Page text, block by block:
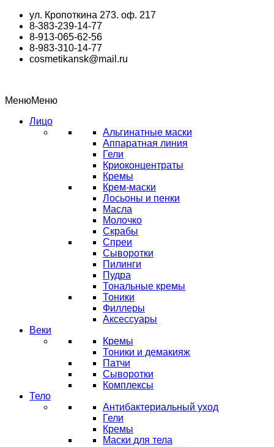
Перейти
содержимому
ул. Кропоткина 273. оф. 217
8-383-239-14-77
8-913-065-62-56
8-983-310-14-77
cosmetikansk@mail.ru
МенюМеню
Лицо
Альгинатные маски
Аппаратная линия
Гели
Криоконцентраты
Кремы
Крем-маски
Лосьоны и пенки
Масла
Молочко
Скрабы
Спреи
Сыворотки
Пилинги
Пудра
Тональные кремы
Тоники
Филлеры
Аксессуары
Веки
Кремы
Тоники и демакияж
Патчи
Сыворотки
Комплексы
Тело
Антибактериальный уход
Гели
Кремы
Маски для тела